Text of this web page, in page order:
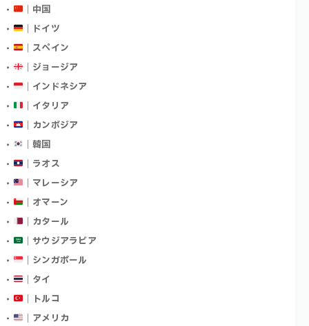
｜中国
｜ドイツ
｜スペイン
｜ジョージア
｜インドネシア
｜イタリア
｜カンボジア
｜韓国
｜ラオス
｜マレーシア
｜オマーン
｜カタール
｜サウジアラビア
｜シンガポール
｜タイ
｜トルコ
｜アメリカ